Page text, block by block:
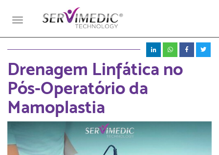
Toggle
Drenagem Linfática no
Pós-Operatório da
Mamoplastia